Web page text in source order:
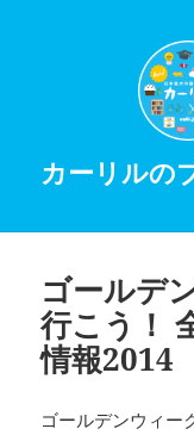
カーリルの
ゴールデ
行こう！
情報2014
ゴールデンウィー